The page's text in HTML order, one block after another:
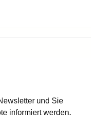
und Sie
informiert werden.